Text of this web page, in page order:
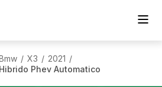
/ X3 / 2021 /
Phev Automatico